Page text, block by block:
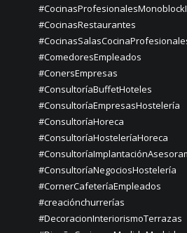
#CocinasRestaurantes
#ComedoresEmpleados
#ConersEmpresas
#ConsultoríaBuffetHoteles
#ConsultoríaEmpresasHostelería
#ConsultoríaHoreca
#ConsultoríaHosteleríaHoreca
#ConsultoríaNegociosHostelería
#CornerCafeteríaEmpleados
#creaciónchurrerías
#DecoracionInteriorismoTerrazas